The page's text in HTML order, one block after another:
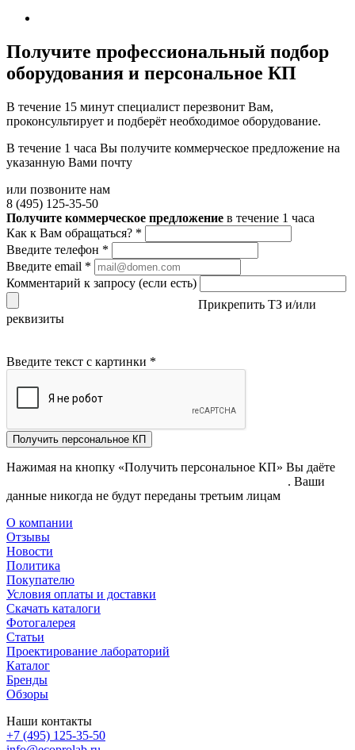
Получите профессиональный подбор
оборудования и персональное КП
В течение 15 минут специалист перезвонит Вам,
проконсультирует и подберёт необходимое оборудование.
В течение 1 часа Вы получите коммерческое предложение на
указанную Вами почту
или позвоните нам
8 (495) 125-35-50
Получите коммерческое предложение в течение 1 часа
Как к Вам обращаться? *
Введите телефон *
Введите email *
Комментарий к запросу (если есть)
Прикрепить ТЗ и/или
реквизиты
Введите текст с картинки *
Получить персональное КП
Нажимая на кнопку «Получить персональное КП» Вы даёте
. Ваши
данные никогда не будут переданы третьим лицам
О компании
Отзывы
Новости
Политика
Покупателю
Условия оплаты и доставки
Скачать каталоги
Фотогалерея
Статьи
Проектирование лабораторий
Каталог
Бренды
Обзоры
Наши контакты
+7 (495) 125-35-50